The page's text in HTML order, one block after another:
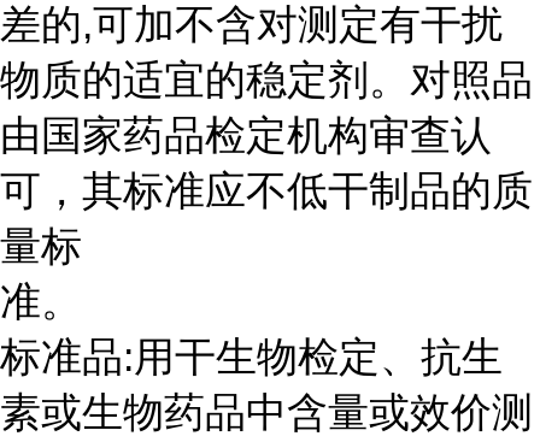
差的,可加不含对测定有干扰
物质的适宜的稳定剂。对照品
由国家药品检定机构审查认
可，其标准应不低干制品的质
量标
准。
标准品:用干生物检定、抗生
素或生物药品中含量或效价测